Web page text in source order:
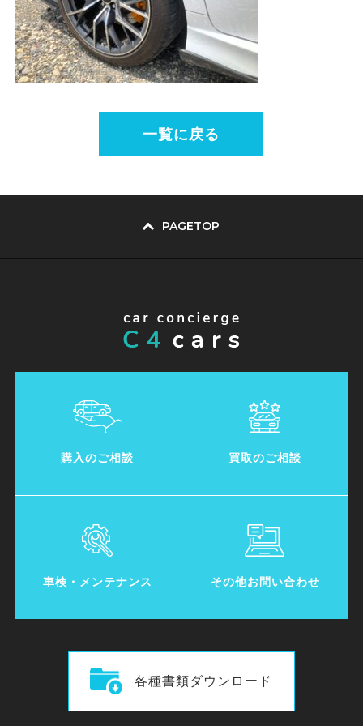
一覧に戻る
PAGETOP
購入のご相談 買取のご相談
車検・メンテナンス その他お問い合わせ
各種書類ダウンロード